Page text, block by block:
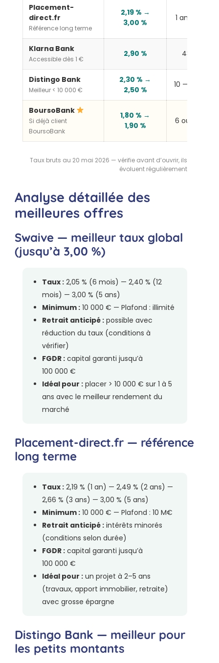
Placement-
direct.fr
Référence long terme
2,19 % →
3,00 %
1 an — 5 ans
Klarna Bank
Accessible dès 1 €
2,90 % 48 mois
Distingo Bank
Meilleur < 10 000 €
2,30 % →
2,50 %
10 — 36 mois
BoursoBank
Si déjà client
BoursoBank
1,80 % →
1,90 %
6 ou 12 mois
Taux bruts au 20 mai 2026 — vérifie avant d’ouvrir, ils
évoluent régulièrement
Analyse détaillée des
meilleures offres
Swaive — meilleur taux global
(jusqu’à 3,00 %)
Taux : 2,05 % (6 mois) — 2,40 % (12
mois) — 3,00 % (5 ans)
Minimum : 10 000 € — Plafond : illimité
Retrait anticipé : possible avec
réduction du taux (conditions à
vérifier)
FGDR : capital garanti jusqu’à
100 000 €
Idéal pour : placer > 10 000 € sur 1 à 5
ans avec le meilleur rendement du
marché
Placement-direct.fr — référence
long terme
Taux : 2,19 % (1 an) — 2,49 % (2 ans) —
2,66 % (3 ans) — 3,00 % (5 ans)
Minimum : 10 000 € — Plafond : 10 M€
Retrait anticipé : intérêts minorés
(conditions selon durée)
FGDR : capital garanti jusqu’à
100 000 €
Idéal pour : un projet à 2–5 ans
(travaux, apport immobilier, retraite)
avec grosse épargne
Distingo Bank — meilleur pour
les petits montants